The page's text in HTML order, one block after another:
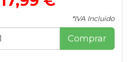
*IVA Incluido
Comprar